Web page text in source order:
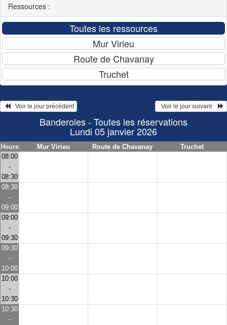
Ressources :
   Voir le jour précédent
  Voir le jour suivant
Banderoles - Toutes les réservations
Lundi 05 janvier 2026
Heure Mur Virieu Route de Chavanay
Truchet
08:00
-
08:30
08:30
-
09:00
09:00
-
09:30
09:30
-
10:00
10:00
-
10:30
10:30
-